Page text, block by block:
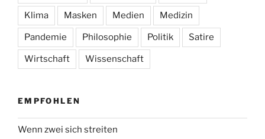
Klima Masken Medien Medizin
Pandemie Philosophie Politik Satire
Wirtschaft Wissenschaft
EMPFOHLEN
Wenn zwei sich streiten